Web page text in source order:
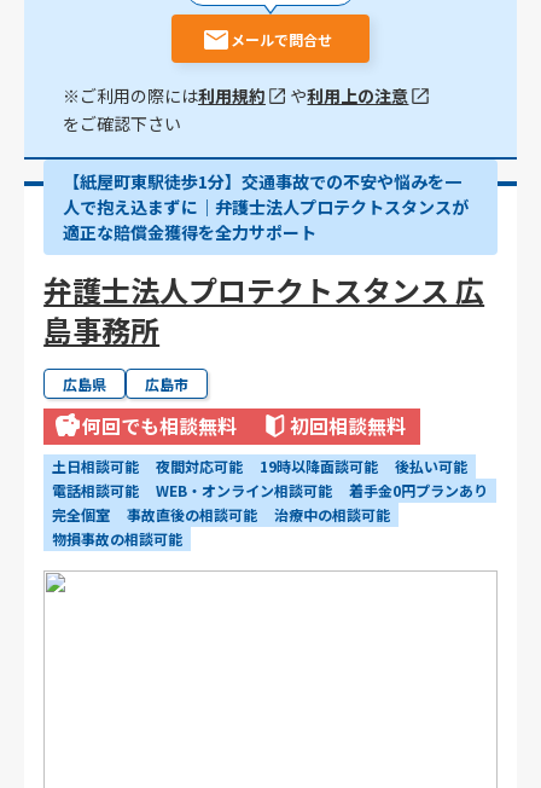
メールで問合せ
※ご利用の際には利用規約 や利用上の注意
をご確認下さい
【紙屋町東駅徒歩1分】交通事故での不安や悩みを一
人で抱え込まずに｜弁護士法人プロテクトスタンスが
適正な賠償金獲得を全力サポート
弁護士法人プロテクトスタンス 広
島事務所
広島県 広島市
何回でも相談無料 初回相談無料
土日相談可能 夜間対応可能 19時以降面談可能
後払い可能
電話相談可能
WEB・オンライン相談可能
着手金0円プランあり
完全個室
事故直後の相談可能
治療中の相談可能
物損事故の相談可能